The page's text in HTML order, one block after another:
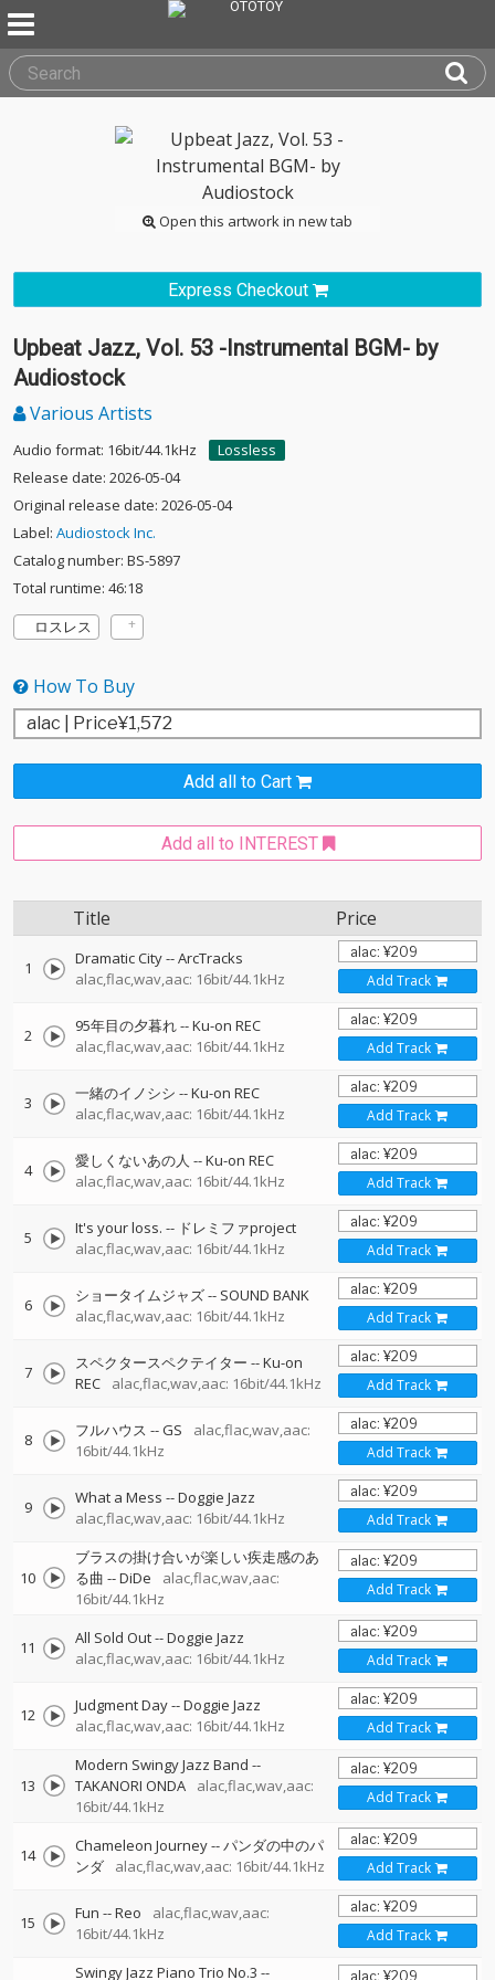
Open this artwork in new tab
Express Checkout
Upbeat Jazz, Vol. 53 -Instrumental BGM- by
Audiostock
Various Artists
Audio format: 16bit/44.1kHz
Lossless
Release date: 2026-05-04
Original release date: 2026-05-04
Label: Audiostock Inc.
Catalog number: BS-5897
Total runtime: 46:18
ロスレス
How To Buy
Add all to Cart
Add all to INTEREST
Title Price
1 Dramatic City--ArcTracks
alac,flac,wav,aac: 16bit/44.1kHz
Add Track
2 95年目の夕暮れ--Ku-on REC
alac,flac,wav,aac: 16bit/44.1kHz
Add Track
3 一緒のイノシシ --Ku-on REC
alac,flac,wav,aac: 16bit/44.1kHz
Add Track
4 愛しくないあの人 --Ku-on REC
alac,flac,wav,aac: 16bit/44.1kHz
Add Track
5 It's your loss. -- ドレミファproject
alac,flac,wav,aac: 16bit/44.1kHz
Add Track
6 ショータイムジャズ-- SOUND BANK
alac,flac,wav,aac: 16bit/44.1kHz
Add Track
7 スペクタースペクテイター --Ku-on
REC
alac,flac,wav,aac: 16bit/44.1kHz Add Track
8 フルハウス --GS
alac,flac,wav,aac:
16bit/44.1kHz
Add Track
9 What a Mess --Doggie Jazz
alac,flac,wav,aac: 16bit/44.1kHz
Add Track
10
ブラスの掛け合いが楽しい疾走感のあ
る曲 --DiDe
alac,flac,wav,aac:
16bit/44.1kHz
Add Track
11 All Sold Out--Doggie Jazz
alac,flac,wav,aac: 16bit/44.1kHz
Add Track
12 Judgment Day--Doggie Jazz
alac,flac,wav,aac: 16bit/44.1kHz
Add Track
13
Modern Swingy Jazz Band --
TAKANORI ONDA
alac,flac,wav,aac:
16bit/44.1kHz
Add Track
14 Chameleon Journey--パンダの中のパ
ンダ
alac,flac,wav,aac: 16bit/44.1kHz Add Track
15 Fun --Reo
alac,flac,wav,aac:
16bit/44.1kHz
Add Track
Swingy Jazz Piano Trio No.3 --